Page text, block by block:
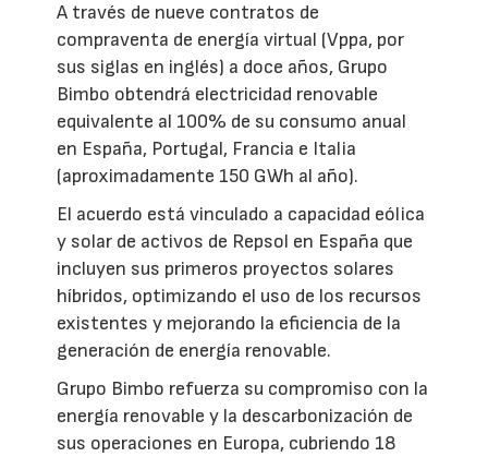
A través de nueve contratos de
compraventa de energía virtual (Vppa, por
sus siglas en inglés) a doce años, Grupo
Bimbo obtendrá electricidad renovable
equivalente al 100% de su consumo anual
en España, Portugal, Francia e Italia
(aproximadamente 150 GWh al año).
El acuerdo está vinculado a capacidad eólica
y solar de activos de Repsol en España que
incluyen sus primeros proyectos solares
híbridos, optimizando el uso de los recursos
existentes y mejorando la eficiencia de la
generación de energía renovable.
Grupo Bimbo refuerza su compromiso con la
energía renovable y la descarbonización de
sus operaciones en Europa, cubriendo 18